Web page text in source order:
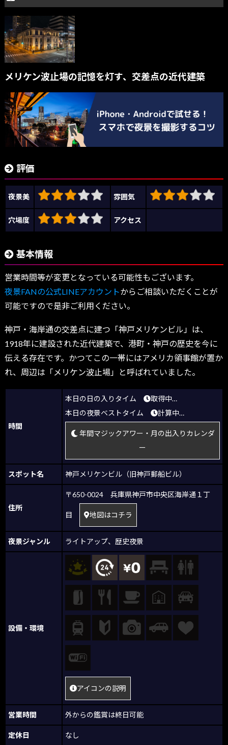
メリケン波止場の記憶を灯す、交差点の近代建築
評価
夜景美 雰囲気
穴場度 アクセス
基本情報
営業時間等が変更となっている可能性もございます。
夜景FANの公式LINEアカウントからご相談いただくことが
可能ですので是非ご利用ください。
神戸・海岸通の交差点に建つ「神戸メリケンビル」は、
1918年に建設された近代建築で、港町・神戸の歴史を今に
伝える存在です。かつてこの一帯にはアメリカ領事館が置か
れ、周辺は「メリケン波止場」と呼ばれていました。
時間
本日の日の入りタイム
取得中…
本日の夜景ベストタイム
計算中…
年間マジックアワー・月の出入りカレンダ
ー
スポット名 神戸メリケンビル（旧神戸郵船ビル）
住所
〒650-0024 兵庫県神戸市中央区海岸通１丁
目 地図はコチラ
夜景ジャンル ライトアップ、 歴史夜景
設備・環境
アイコンの説明
営業時間 外からの鑑賞は終日可能
定休日 なし